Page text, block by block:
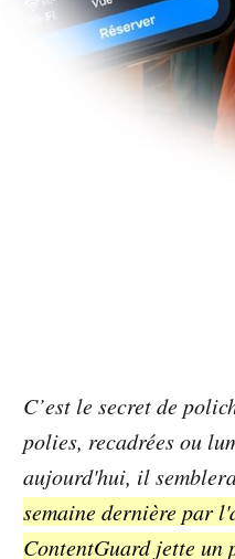
C’est le secret de
polies, recadrées ou
aujourd'hui, il
semaine dernière par
ContentGuard jette un